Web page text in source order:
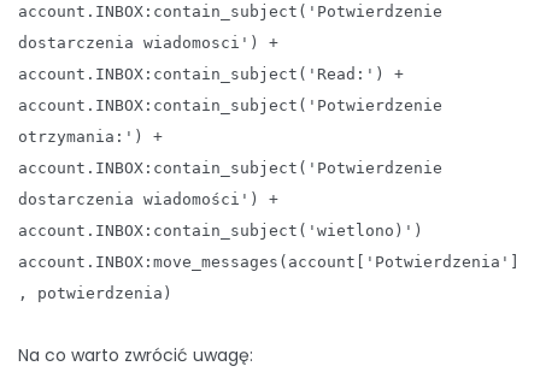
account.INBOX:contain_subject('Potwierdzenie
dostarczenia wiadomosci') +
account.INBOX:contain_subject('Read:') +
account.INBOX:contain_subject('Potwierdzenie
otrzymania:') +
account.INBOX:contain_subject('Potwierdzenie
dostarczenia wiadomości') +
account.INBOX:contain_subject('wietlono)')
account.INBOX:move_messages(account['Potwierdzenia']
, potwierdzenia)
Na co warto zwrócić uwagę: